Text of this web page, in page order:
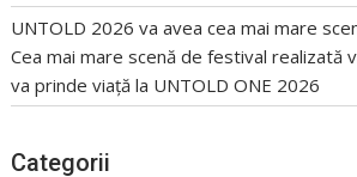
UNTOLD 2026 va avea cea mai mare
Cea mai mare scenă de festival realizată
va prinde viață la UNTOLD ONE 2026
Categorii